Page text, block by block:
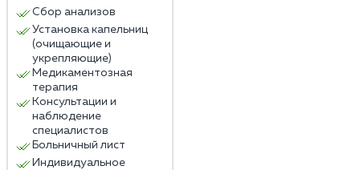
Сбор анализов
Установка капельниц
(очищающие и
укрепляющие)
Медикаментозная
терапия
Консультации и
наблюдение
специалистов
Больничный лист
Индивидуальное